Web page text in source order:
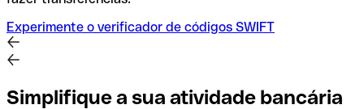
Experimente o verificador de códigos SWIFT
Simplifique a sua atividade bancária